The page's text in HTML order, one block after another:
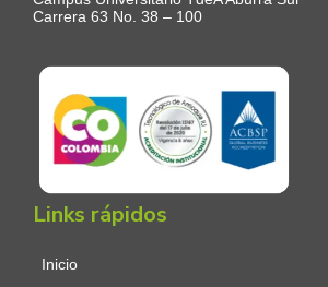
Carrera 63 No. 38 – 100
Links rápidos
Inicio